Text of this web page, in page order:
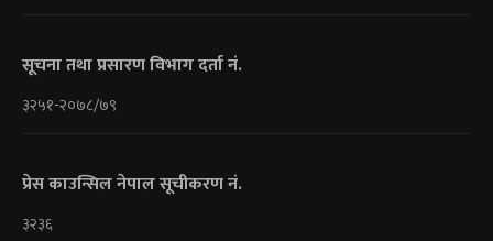
सूचना तथा प्रसारण विभाग दर्ता नं.
३२५१-२०७८/७९
प्रेस काउन्सिल नेपाल सूचीकरण नं.
३२३६